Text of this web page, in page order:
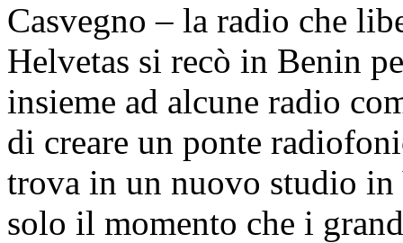
Casvegno – la radio che
Helvetas si recò in Benin
insieme ad alcune radio
di creare un ponte
trova in un nuovo studio in
solo il momento che i